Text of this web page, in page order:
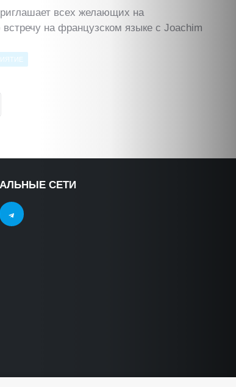
всех желающих на
на французском языке c Joachim
СЕТИ